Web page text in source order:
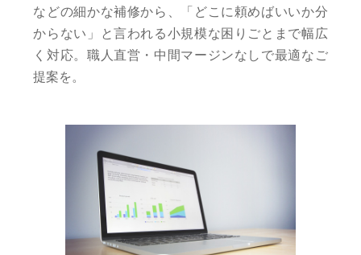
などの細かな補修から、「どこに頼めばいいか分
からない」と言われる小規模な困りごとまで幅広
く対応。職人直営・中間マージンなしで最適なご
提案を。